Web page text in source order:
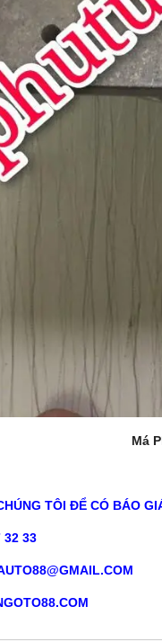
Má
TÔI ĐỂ CÓ BÁO
32 33